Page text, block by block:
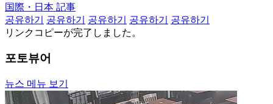
国際・日本 記事
공유하기
공유하기 공유하기 공유하기
공유하기
リンクコピーが完了しました。
포토뷰어
뉴스 메뉴 보기